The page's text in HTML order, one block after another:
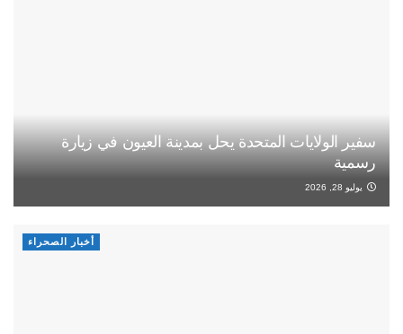
سفير الولايات المتحدة يحل بمدينة العيون في زيارة
رسمية
يوليو 28, 2026
أخبار الصحراء